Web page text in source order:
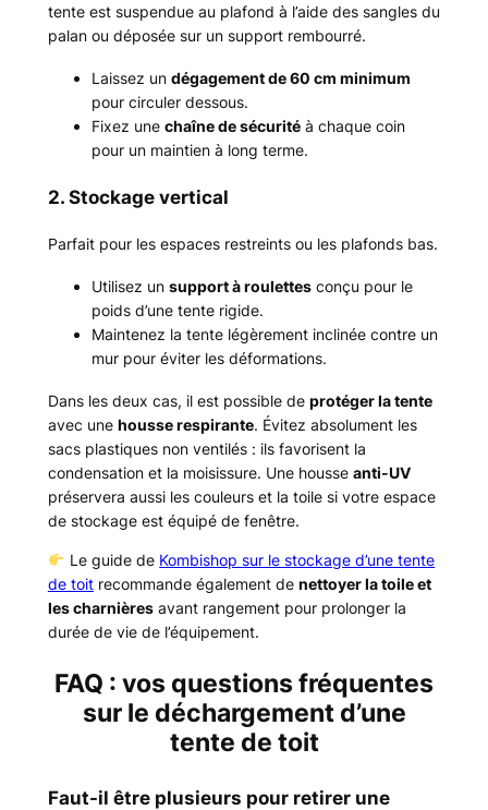
tente est suspendue au plafond à l’aide des sangles du
palan ou déposée sur un support rembourré.
Laissez un dégagement de 60 cm minimum
pour circuler dessous.
Fixez une chaîne de sécuritéà chaque coin
pour un maintien à long terme.
2. Stockage vertical
Parfait pour les espaces restreints ou les plafonds bas.
Utilisez un support à roulettesconçu pour le
poids d’une tente rigide.
Maintenez la tente légèrement inclinée contre un
mur pour éviter les déformations.
Dans les deux cas, il est possible de protéger la tente
avec une housse respirante. Évitez absolument les
sacs plastiques non ventilés : ils favorisent la
condensation et la moisissure. Une housse anti-UV
préservera aussi les couleurs et la toile si votre espace
de stockage est équipé de fenêtre.
Le guide de Kombishop sur le stockage d’une tente
de toitrecommande également de nettoyer la toile et
les charnièresavant rangement pour prolonger la
durée de vie de l’équipement.
FAQ : vos questions fréquentes
sur le déchargement d’une
tente de toit
Faut-il être plusieurs pour retirer une